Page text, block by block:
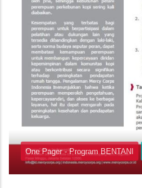
One Pager - Program BENTANI